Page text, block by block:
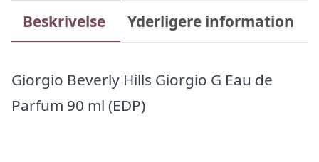
Beskrivelse Yderligere information
Giorgio Beverly Hills Giorgio G Eau de
Parfum 90 ml (EDP)